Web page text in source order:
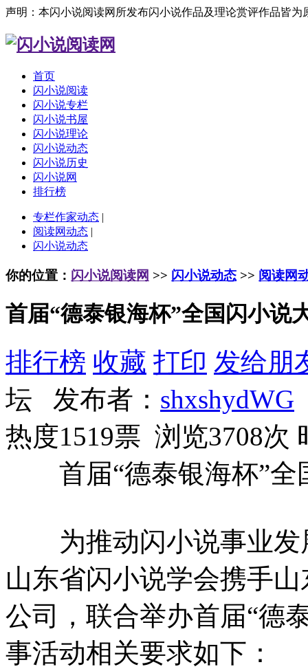
声明：本闪小说阅读网所发布闪小说作品及理论赏评作品皆
首页
闪小说阅读
闪小说专栏
闪小说书屋
闪小说理论
闪小说动态
闪小说历史
闪小说网
排行榜
专栏作家动态 |
阅读网动态 |
闪小说动态
你的位置： 闪小说阅读网 >> 闪小说动态 >> 阅读网
首届“德泰银海杯”全国闪小说
排行榜 收藏 打印 发给朋
坛 发布者： shxshydWG
热度1519票 浏览3708次
首届“德泰银海杯”全
为推动闪小说事业发
山东省闪小说学会携手
公司，联合举办首届“德
事活动相关要求如下：